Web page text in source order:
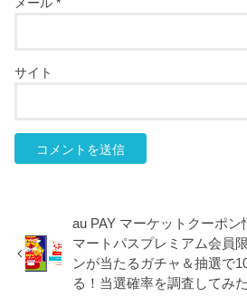
サイト
au PAY マーケットクーポ
マートパスプレミアム会員
ンが当たるガチャ＆抽選で
る！当選確率を調査してみた